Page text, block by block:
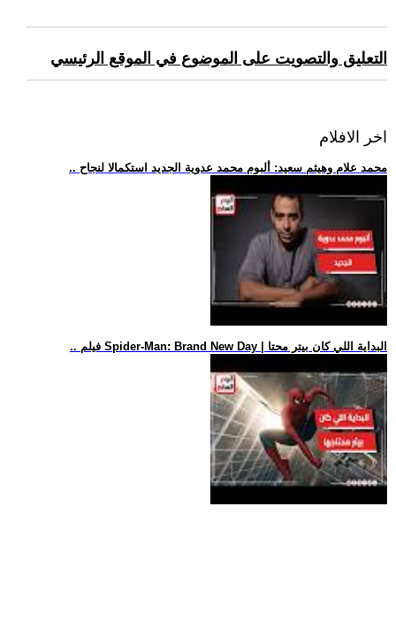
التعليق والتصويت على الموضوع في الموقع الرئيسي
اخر الافلام
.. محمد علام وهيثم سعيد: ألبوم محمد عدوية الجديد استكمالا لنجاح
.. فيلم Spider-Man: Brand New Day | البداية اللي كان بيتر محتا